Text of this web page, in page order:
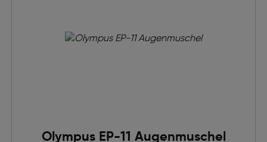
Olympus EP-11 Augenmuschel